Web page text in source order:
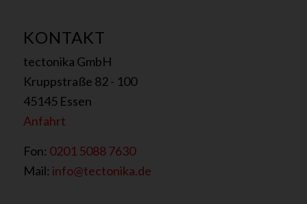
KONTAKT
tectonika GmbH
Kruppstraße 82 - 100
45145 Essen
Anfahrt
Fon: 0201 5088 7630
Mail: info@tectonika.de